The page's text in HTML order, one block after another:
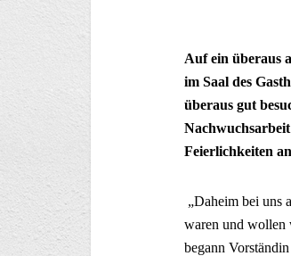
Auf ein überaus
im Saal des
überaus gut
Feierlichkeiten
„Daheim bei uns
waren und wollen
begann